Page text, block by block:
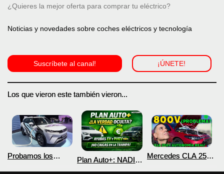
¿Quieres la mejor oferta para comprar tu eléctrico?
Noticias y novedades sobre coches eléctricos y tecnología
Suscríbete al canal! ¡ÚNETE!
Los que vieron este también vieron...
Probamos los
Plan Auto+: NADIE
Mercedes CLA 250+